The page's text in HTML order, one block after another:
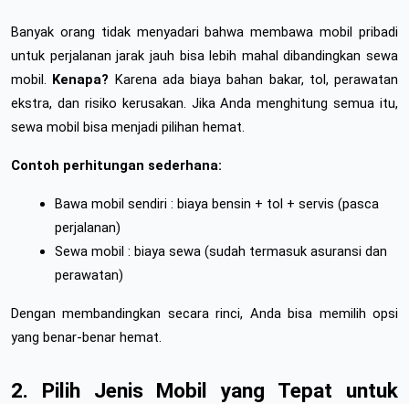
Banyak orang tidak menyadari bahwa membawa mobil pribadi
untuk perjalanan jarak jauh bisa lebih mahal dibandingkan sewa
mobil. Kenapa? Karena ada biaya bahan bakar, tol, perawatan
ekstra, dan risiko kerusakan. Jika Anda menghitung semua itu,
sewa mobil bisa menjadi pilihan hemat.
Contoh perhitungan sederhana:
Bawa mobil sendiri : biaya bensin + tol + servis (pasca
perjalanan)
Sewa mobil : biaya sewa (sudah termasuk asuransi dan
perawatan)
Dengan membandingkan secara rinci, Anda bisa memilih opsi
yang benar-benar hemat.
2. Pilih Jenis Mobil yang Tepat untuk